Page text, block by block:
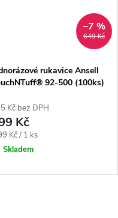
649 Kč
–7 %
rukavice Ansell
92-500 (100ks)
Kč bez DPH
Kč
Kč / 1 ks
Skladem